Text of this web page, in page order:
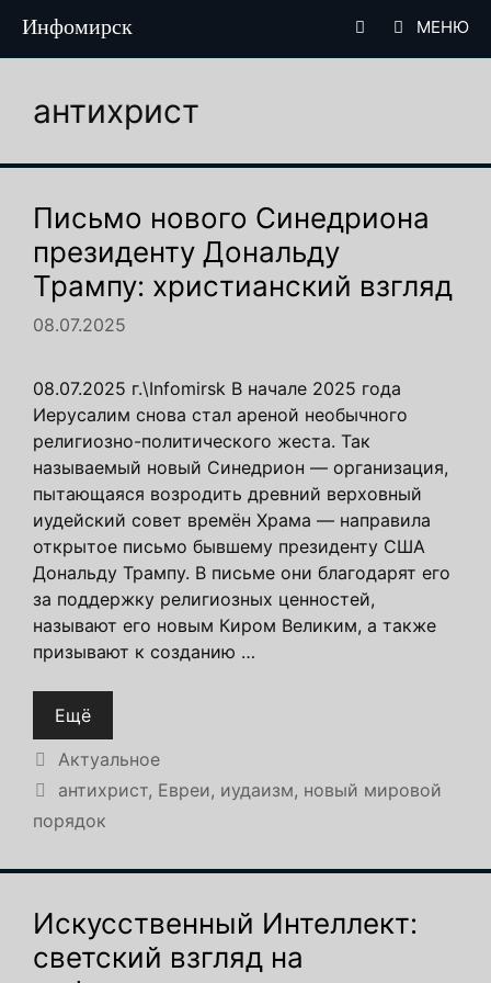
содержимому
Инфомирск МЕНЮ
антихрист
Письмо нового Синедриона
президенту Дональду
Трампу: христианский взгляд
08.07.2025
08.07.2025 г.\Infomirsk В начале 2025 года
Иерусалим снова стал ареной необычного
религиозно-политического жеста. Так
называемый новый Синедрион — организация,
пытающаяся возродить древний верховный
иудейский совет времён Храма — направила
открытое письмо бывшему президенту США
Дональду Трампу. В письме они благодарят его
за поддержку религиозных ценностей,
называют его новым Киром Великим, а также
призывают к созданию …
Ещё
Рубрики
Актуальное
Метки
антихрист, Евреи, иудаизм, новый мировой
порядок
Искусственный Интеллект:
cветский взгляд на